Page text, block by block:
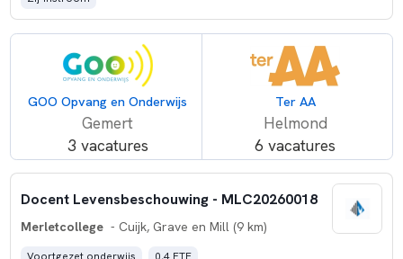
GOO Opvang en Onderwijs
Gemert
3 vacatures
Ter AA
Helmond
6 vacatures
Docent Levensbeschouwing - MLC20260018
Merletcollege - Cuijk, Grave en Mill (9 km)